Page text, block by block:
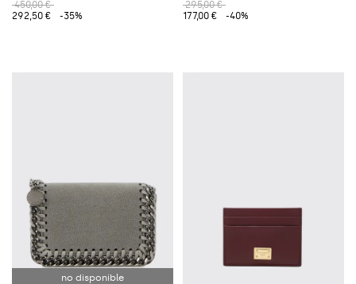
450,00 €
292,50 €
-35%
295,00 €
177,00 €
-40%